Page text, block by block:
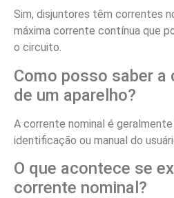
Sim, disjuntores têm correntes
máxima corrente contínua que
o circuito.
Como posso saber a
de um aparelho?
A corrente nominal é
identificação ou manual do
O que acontece se
corrente nominal?